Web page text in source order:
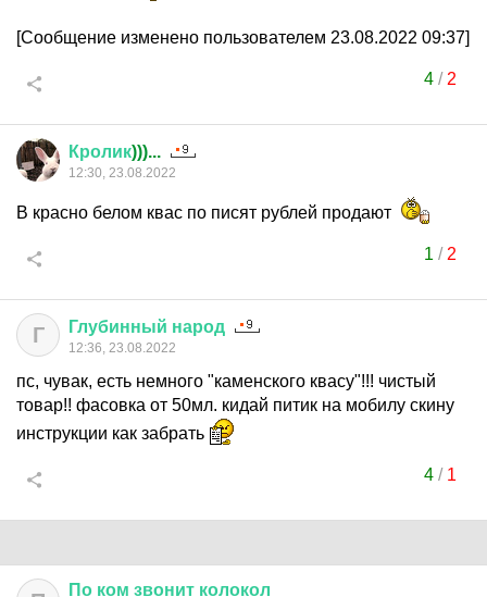
[Сообщение изменено пользователем 23.08.2022 09:37]
4/ 2
Кролик)))...
12:30, 23.08.2022
В красно белом квас по писят рублей продают
1 / 2
Г Глубинный народ
12:36, 23.08.2022
пс, чувак, есть немного "каменского квасу"!!! чистый
товар!! фасовка от 50мл. кидай питик на мобилу скину
инструкции как забрать
4/ 1
По ком звонит колокол